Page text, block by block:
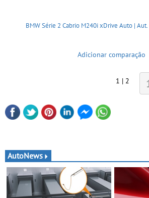
BMW Série 2 Cabrio M240i xDrive Auto | Aut.
Adicionar comparação
1 | 2
AutoNews